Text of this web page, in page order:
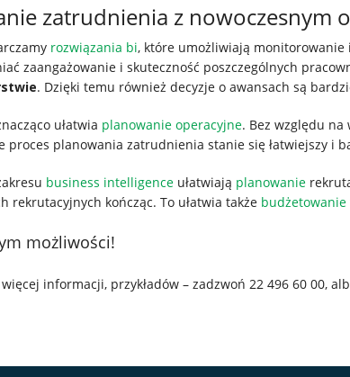
zatrudnienia z nowoczesnym
rozwiązania bi, które umożliwiają
zaangażowanie i skuteczność poszczególnych
. Dzięki temu również decyzje o awansach są
ułatwia planowanie operacyjne. Bez względu na
proces planowania zatrudnienia stanie się łatwiejszy i
business intelligence ułatwiają planowanie
rekrutacyjnych kończąc. To ułatwia także budżetowanie
możliwości!
informacji, przykładów – zadzwoń 22 496 60 00,